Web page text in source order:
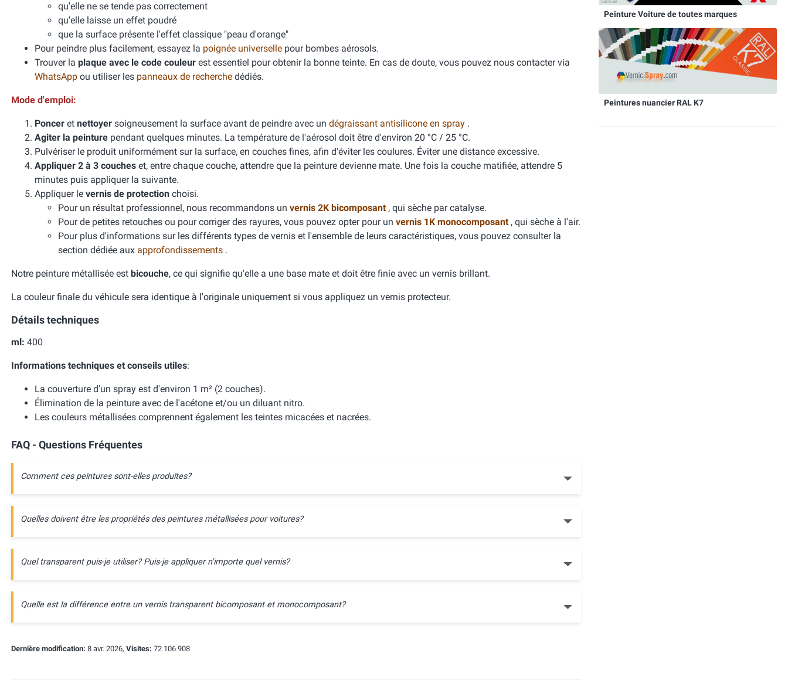
qu'elle ne se tende pas correctement
qu'elle laisse un effet poudré
que la surface présente l'effet classique "peau d'orange"
Pour peindre plus facilement, essayez la poignée universelle pour bombes aérosols.
Trouver la plaque avec le code couleur est essentiel pour obtenir la bonne teinte. En cas de doute, vous pouvez nous contacter via
WhatsApp ou utiliser les panneaux de recherche dédiés.
Mode d'emploi:
Poncer et nettoyer soigneusement la surface avant de peindre avec un dégraissant antisilicone en spray .
Agiter la peinture pendant quelques minutes. La température de l'aérosol doit être d'environ 20 °C / 25 °C.
Pulvériser le produit uniformément sur la surface, en couches fines, afin d'éviter les coulures. Éviter une distance excessive.
Appliquer 2 à 3 couches et, entre chaque couche, attendre que la peinture devienne mate. Une fois la couche matifiée, attendre 5
minutes puis appliquer la suivante.
Appliquer le vernis de protection choisi.
Pour un résultat professionnel, nous recommandons un vernis 2K bicomposant , qui sèche par catalyse.
Pour de petites retouches ou pour corriger des rayures, vous pouvez opter pour un vernis 1K monocomposant , qui sèche à l'air.
Pour plus d'informations sur les différents types de vernis et l'ensemble de leurs caractéristiques, vous pouvez consulter la
section dédiée aux approfondissements .
Notre peinture métallisée est bicouche, ce qui signifie qu'elle a une base mate et doit être finie avec un vernis brillant.
La couleur finale du véhicule sera identique à l'originale uniquement si vous appliquez un vernis protecteur.
Détails techniques
ml: 400
Informations techniques et conseils utiles:
La couverture d'un spray est d'environ 1 m² (2 couches).
Élimination de la peinture avec de l'acétone et/ou un diluant nitro.
Les couleurs métallisées comprennent également les teintes micacées et nacrées.
FAQ - Questions Fréquentes
Comment ces peintures sont-elles produites?
Quelles doivent être les propriétés des peintures métallisées pour voitures?
Quel transparent puis-je utiliser? Puis-je appliquer n'importe quel vernis?
Quelle est la différence entre un vernis transparent bicomposant et monocomposant?
Dernière modification: 8 avr. 2026, Visites: 72 106 908
Peinture Voiture de toutes marques
Peintures nuancier RAL K7